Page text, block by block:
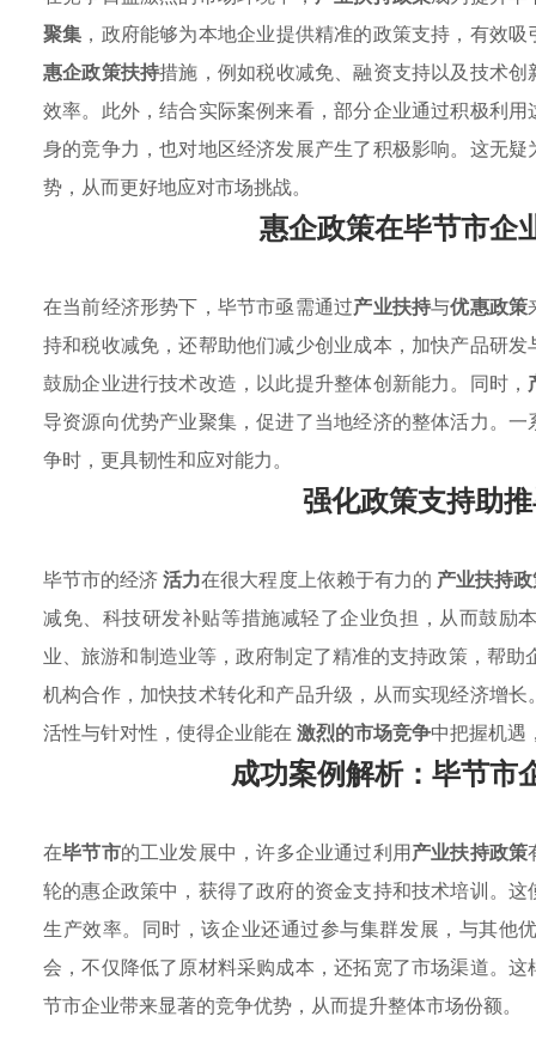
聚集 ，政府能够为本地企业提供精准的政策支持，有效
惠企政策扶持措施，例如税收减免、融资支持以及技术
效率。此外，结合实际案例来看，部分企业通过积极利
身的竞争力，也对地区经济发展产生了积极影响。这无
势，从而更好地应对市场挑战。
惠企政策在毕节市企
在当前经济形势下，毕节市亟需通过产业扶持与优惠政策
持和税收减免，还帮助他们减少创业成本，加快产品研
鼓励企业进行技术改造，以此提升整体创新能力。同时，
导资源向优势产业聚集，促进了当地经济的整体活力。
争时，更具韧性和应对能力。
强化政策支持助
毕节市的经济活力在很大程度上依赖于有力的 产业扶持
减免、科技研发补贴等措施减轻了企业负担，从而鼓励
业、旅游和制造业等，政府制定了精准的支持政策，帮助
机构合作，加快技术转化和产品升级，从而实现经济增
活性与针对性，使得企业能在 激烈的市场竞争中把握机遇
成功案例解析：毕节市
在毕节市的工业发展中，许多企业通过利用产业扶持政策
轮的惠企政策中，获得了政府的资金支持和技术培训。
生产效率。同时，该企业还通过参与集群发展，与其他
会，不仅降低了原材料采购成本，还拓宽了市场渠道。
节市企业带来显著的竞争优势，从而提升整体市场份额。